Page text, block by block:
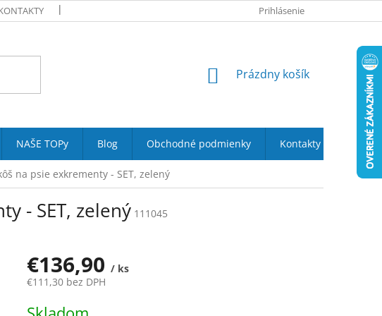
PODMIENKY OCHRANY OSOBNÝCH ÚDAJOV
Prihlásenie
NÁKUPNÝ
Prázdny košík
NAŠE TOPy Blog Obchodné podmienky Kontakty
na psie exkrementy - SET, zelený
- SET, zelený 111045
€136,90 / ks
€111,30 bez DPH